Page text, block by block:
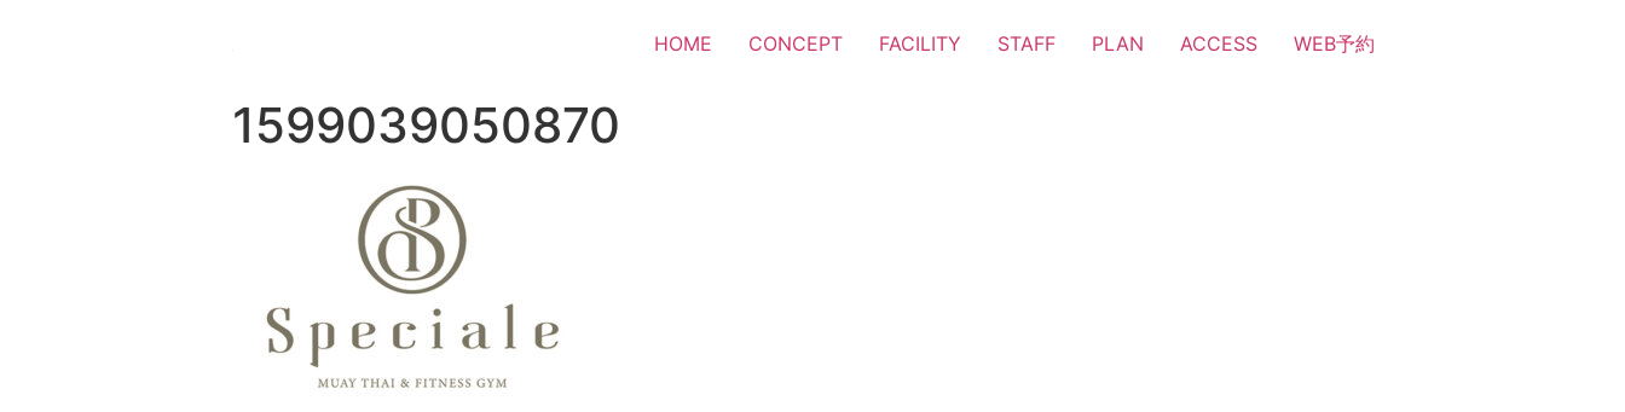
HOME CONCEPT FACILITY STAFF PLAN ACCESS WEB予約
1599039050870